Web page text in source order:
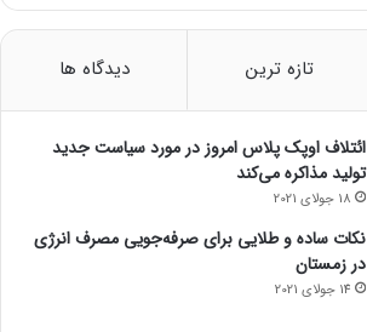
تازه ترین دیدگاه ها
ائتلاف اوپک پلاس امروز در مورد سیاست جدید
تولید مذاکره می‌کند
18 جولای 2021
نکات ساده و طلایی برای صرفه‌جویی مصرف انرژی
در زمستان
14 جولای 2021